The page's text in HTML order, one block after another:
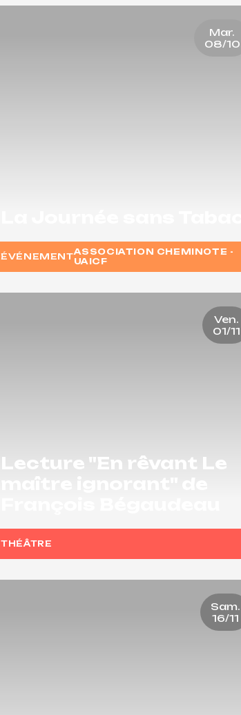
Mar.
08/10
ÉVÉNEMENTASSOCIATION CHEMINOTE -
UAICF
Ven.
01/11
Lecture "En rêvant Le
THÉÂTRE
Sam.
16/11